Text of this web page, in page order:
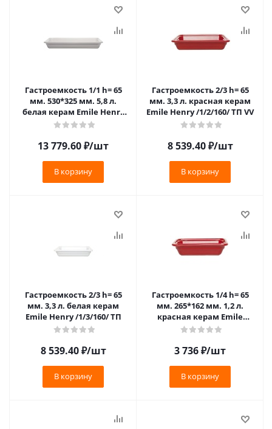
Гастроемкость 1/1 h= 65
мм. 530*325 мм. 5,8 л.
белая керам Emile Henry
/1/2/100/ ТП
13 779.60₽/шт
В корзину
Гастроемкость 2/3 h= 65
мм. 3,3 л. красная керам
Emile Henry /1/2/160/ ТП VV
8 539.40₽/шт
В корзину
Гастроемкость 2/3 h= 65
мм. 3,3 л. белая керам
Emile Henry /1/3/160/ ТП
8 539.40₽/шт
В корзину
Гастроемкость 1/4 h= 65
мм. 265*162 мм. 1,2 л.
красная керам Emile
Henry /1/3/312/ ТП VV
3 736₽/шт
В корзину